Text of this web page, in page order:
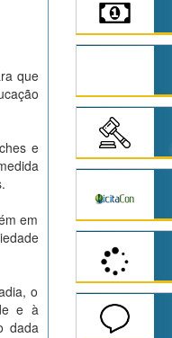
que
e
em
o
e à
dada